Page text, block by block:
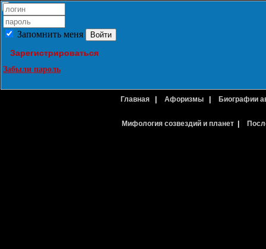
Запомнить меня
Зарегистрироваться
Забыли пароль
Главная Афоризмы Биографии
Мифология созвездий и планет|